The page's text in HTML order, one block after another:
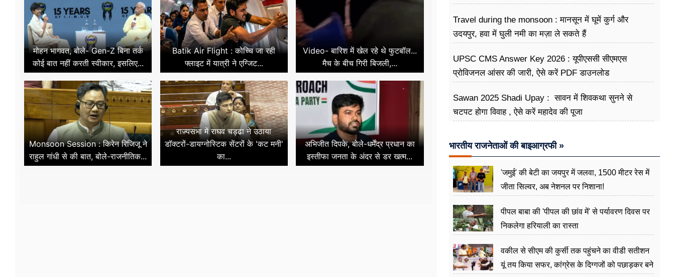
मोहन भागवत, बोले- Gen-Z बिना तर्क
कोई बात नहीं करती स्वीकार, इसलिए...
Batik Air Flight : कोच्चि जा रही
फ्लाइट में यात्री ने एग्जिट...
Video- बारिश में खेल रहे थे फुटबॉल...
मैच के बीच गिरी बिजली,...
Monsoon Session : किरेन रिजिजू ने
राहुल गांधी से की बात, बोले-राजनीतिक...
राज्यसभा में राघव चड्ढा ने उठाया
डॉक्टरों-डायग्नोस्टिक सेंटरों के 'कट मनी'
का...
अभिजीत दिपके, बोले-धर्मेंद्र प्रधान का
इस्तीफा जनता के अंदर से डर खत्म...
Travel during the monsoon : मानसून में घूमें कुर्ग और
उदयपुर, हवा में घुली नमी का मज़ा ले सकते हैं
UPSC CMS Answer Key 2026 : यूपीएससी सीएमएस
प्रोविजनल आंसर की जारी, ऐसे करें PDF डाउनलोड
Sawan 2025 Shadi Upay : सावन में शिवकथा सुनने से
चटपट होगा विवाह , ऐसे करें महादेव की पूजा
भारतीय राजनेताओं की बाइआग्रफी »
'जमुई' की बेटी का जयपुर में जलवा, 1500 मीटर रेस में
जीता सिल्वर, अब नेशनल पर निशाना!
पीपल बाबा की 'पीपल की छांव में' से पर्यावरण दिवस पर
निकलेगा हरियाली का रास्ता
वकील से सीएम की कुर्सी तक पहुंचने का वीडी सतीशन
यूं तय किया सफर, कांग्रेस के दिग्गजों को पछाड़कर बने